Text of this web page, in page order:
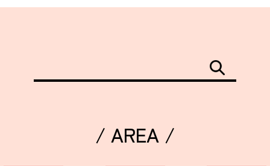
/ AREA /